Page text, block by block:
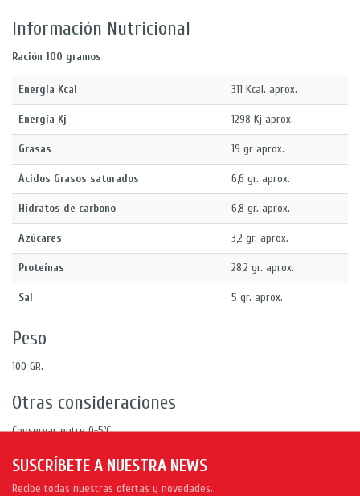
Información Nutricional
Ración 100 gramos
Energía Kcal 311 Kcal. aprox.
Energía Kj 1298 Kj aprox.
Grasas 19 gr aprox.
Ácidos Grasos saturados 6,6 gr. aprox.
Hidratos de carbono 6,8 gr. aprox.
Azúcares 3,2 gr. aprox.
Proteínas 28,2 gr. aprox.
Sal 5 gr. aprox.
Peso
100 GR.
Otras consideraciones
Conservar entre 0-5ºC
Precio por Kg : 19,50 €
SUSCRÍBETE A NUESTRA NEWS
Recibe todas nuestras ofertas y novedades.